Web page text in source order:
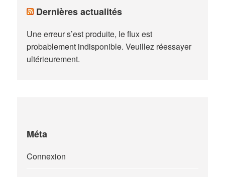
Dernières actualités
Une erreur s’est produite, le flux est
probablement indisponible. Veuillez réessayer
ultérieurement.
Méta
Connexion